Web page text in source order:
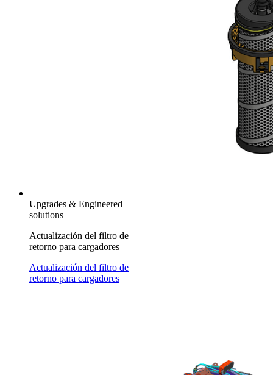
Upgrades & Engineered
solutions
Actualización del filtro de
retorno para cargadores
Actualización del filtro de
retorno para cargadores